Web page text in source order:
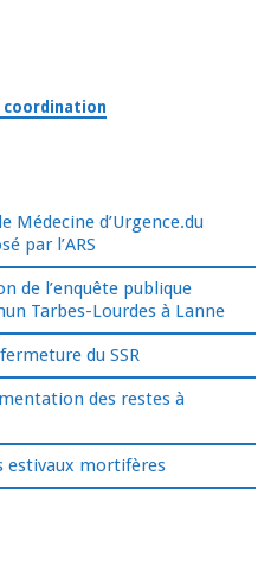
coordination
Médecine d’Urgence.du
par l’ARS
de l’enquête publique
Tarbes-Lourdes à Lanne
du SSR
des restes à
estivaux mortifères